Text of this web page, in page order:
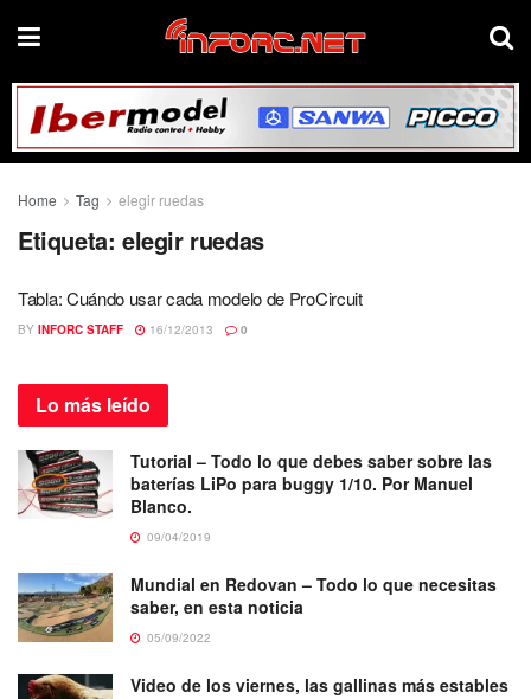
Home Tag elegir ruedas
Etiqueta: elegir ruedas
Tabla: Cuándo usar cada modelo de ProCircuit
BY INFORC STAFF 16/12/2013 0
Lo más leído
Tutorial – Todo lo que debes saber sobre las
baterías LiPo para buggy 1/10. Por Manuel
Blanco.
09/04/2019
Mundial en Redovan – Todo lo que necesitas
saber, en esta noticia
05/09/2022
Video de los viernes, las gallinas más estables